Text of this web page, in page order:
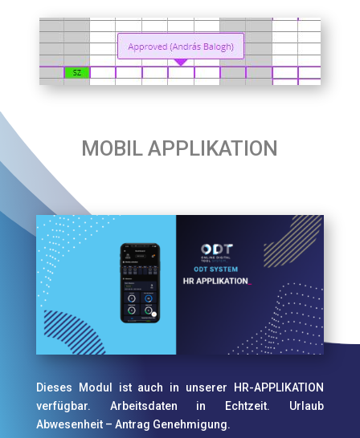
MOBIL APPLIKATION
Dieses Modul ist auch in unserer HR-APPLIKATION
verfügbar. Arbeitsdaten in Echtzeit. Urlaub
Abwesenheit – Antrag Genehmigung.